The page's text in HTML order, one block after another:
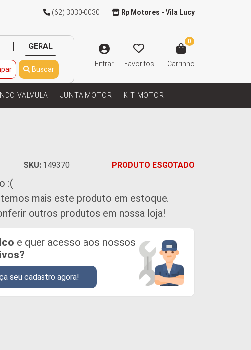
(62) 3030-0030 Rp Motores - Vila Lucy
GERAL
Buscar
Entrar Favoritos
0
Carrinho
VALVULA JUNTA MOTOR KIT MOTOR
SKU: 149370 PRODUTO ESGOTADO
:(
mais este produto em estoque.
outros produtos em nossa loja!
e quer acesso aos nossos
seu cadastro agora!